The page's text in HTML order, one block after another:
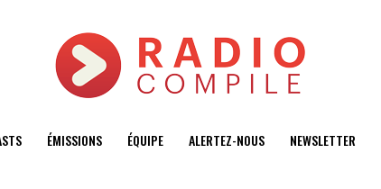
ÉMISSIONS ÉQUIPE ALERTEZ-NOUS NEWSLETTER